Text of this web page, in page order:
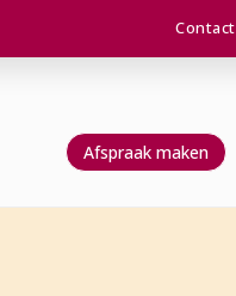
Contact
Afspraak maken